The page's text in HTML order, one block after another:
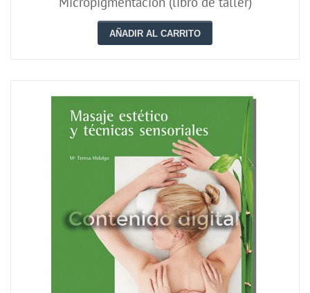
AÑADIR AL CARRITO